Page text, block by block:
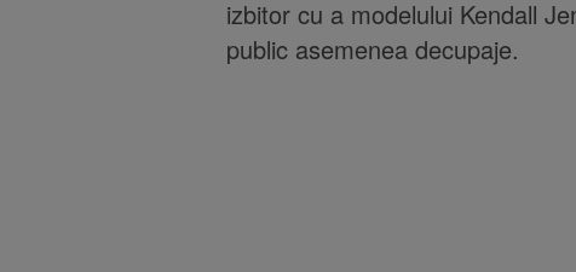
izbitor cu a modelului Kendall
public asemenea decupaje.